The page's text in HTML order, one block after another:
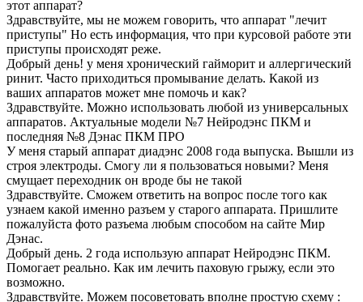
этот аппарат?
Здравствуйте, мы не можем говорить, что аппарат "лечит
приступы" Но есть информация, что при курсовой работе эти
приступы происходят реже.
Добрый день! у меня хронический гайморит и аллергический
ринит. Часто приходиться промывание делать. Какой из
ваших аппаратов может мне помочь и как?
Здравствуйте. Можно использовать любой из универсальных
аппаратов. Актуальные модели №7 Нейродэнс ПКМ и
последняя №8 Дэнас ПКМ ПРО
У меня старый аппарат диадэнс 2008 года выпуска. Вышли из
строя электроды. Смогу ли я пользоваться новыми? Меня
смущает переходник он вроде бы не такой
Здравствуйте. Сможем ответить на вопрос после того как
узнаем какой именно разъем у старого аппарата. Пришлите
пожалуйста фото разъема любым способом на сайте Мир
Дэнас.
Добрый день. 2 года использую аппарат Нейродэнс ПКМ.
Помогает реально. Как им лечить паховую грыжу, если это
возможно.
Здравствуйте. Можем посоветовать вполне простую схему :